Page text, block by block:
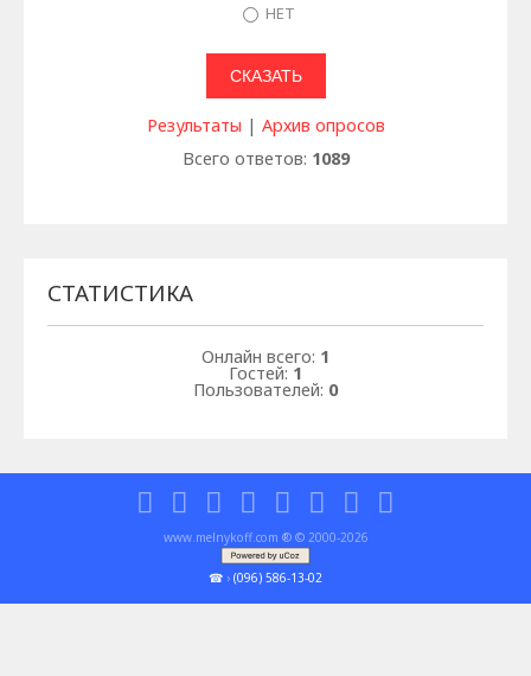
НЕТ
Результаты | Архив опросов
Всего ответов: 1089
СТАТИСТИКА
Онлайн всего: 1
Гостей: 1
Пользователей: 0
www.melnykoff.com ® © 2000-2026
☎ › (096) 586-13-02